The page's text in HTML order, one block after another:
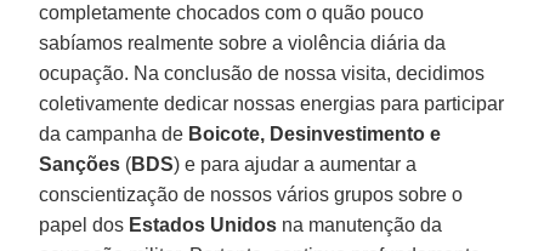
completamente chocados com o quão pouco
sabíamos realmente sobre a violência diária da
ocupação. Na conclusão de nossa visita, decidimos
coletivamente dedicar nossas energias para participar
da campanha de Boicote, Desinvestimento e
Sanções (BDS) e para ajudar a aumentar a
conscientização de nossos vários grupos sobre o
papel dos Estados Unidos na manutenção da